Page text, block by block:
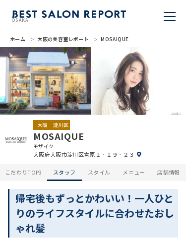
OSAKA
美容室を探す
BSR PRESS
BEST SALON REPORTとは
ライター
美容室を推薦する
掲載・取材依頼
ホーム 大阪の美容室レポート MOSAIQUE
大阪 淀川区
MOSAIQUE
モザイク
大阪府大阪市淀川区宮原１‐１９‐２３
こだわりTOP3 スタッフ スタイル メニュー 店舗情報
帰宅後もずっとかわいい！一人ひと
りのライフスタイルに合わせたおし
ゃれ髪